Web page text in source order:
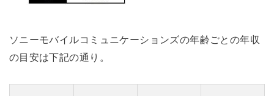
ソニーモバイルコミュニケーションズの年齢ごとの年収
の目安は下記の通り。